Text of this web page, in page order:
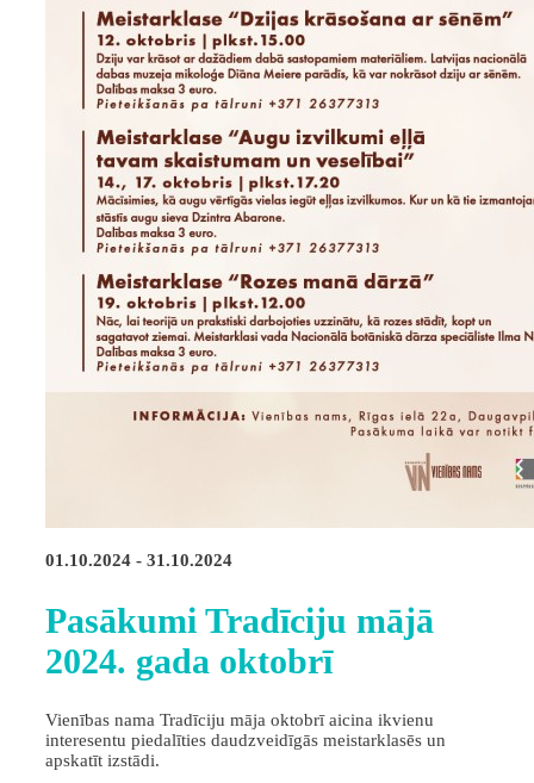
01.10.2024 - 31.10.2024
Pasākumi Tradīciju mājā
2024. gada oktobrī
Vienības nama Tradīciju māja oktobrī aicina ikvienu
interesentu piedalīties daudzveidīgās meistarklasēs un
apskatīt izstādi.